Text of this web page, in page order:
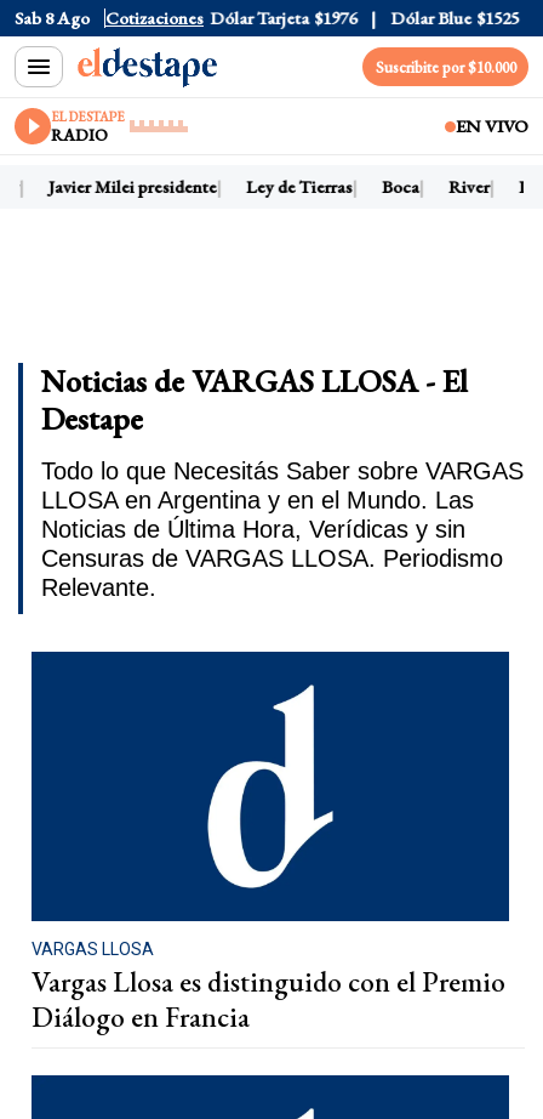
Sab 8 Ago Cotizaciones
Dólar Oficial $1520 Dólar Tarjeta $1976 Dólar Blue $1525
Suscribite por $10.000
EL DESTAPE
RADIO EN VIVO
Javier Milei presidente Ley de Tierras Boca River
Noticias de VARGAS LLOSA - El
Destape
Todo lo que Necesitás Saber sobre VARGAS
LLOSA en Argentina y en el Mundo. Las
Noticias de Última Hora, Verídicas y sin
Censuras de VARGAS LLOSA. Periodismo
Relevante.
VARGAS LLOSA
Vargas Llosa es distinguido con el Premio
Diálogo en Francia